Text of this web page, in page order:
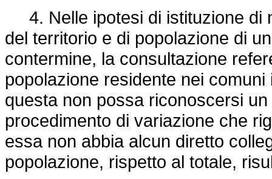
4. Nelle ipotesi di istituzione di
del territorio e di popolazione di
contermine, la consultazione
popolazione residente nei
questa non possa riconoscersi
procedimento di variazione che
essa non abbia alcun diretto
popolazione, rispetto al totale,